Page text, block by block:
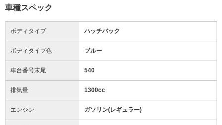
車種スペック
ボディタイプ ハッチバック
ボディタイプ色 ブルー
車台番号末尾 540
排気量 1300cc
エンジン ガソリン(レギュラー)